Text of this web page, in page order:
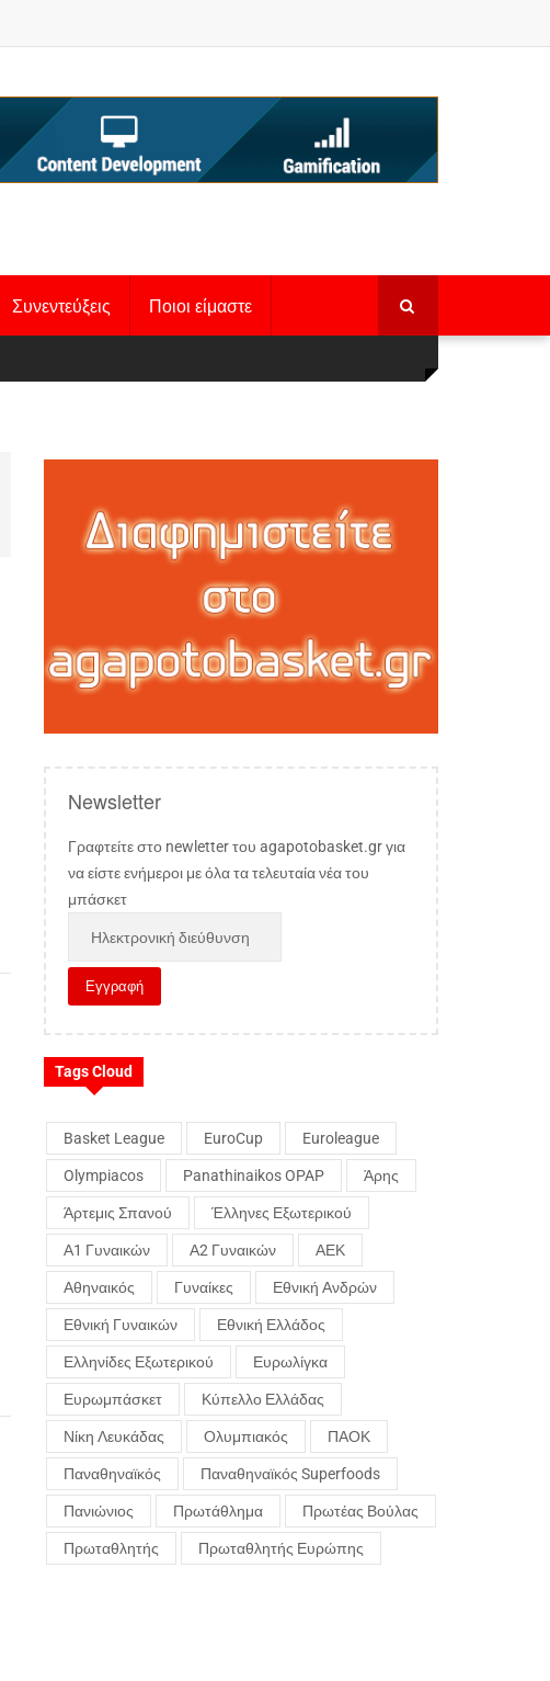
Συνεντεύξεις Ποιοι είμαστε
Newsletter
Γραφτείτε στο newletter του agapotobasket.gr για
να είστε ενήμεροι με όλα τα τελευταία νέα του
μπάσκετ
Tags Cloud
Basket League EuroCup Euroleague
Olympiacos Panathinaikos OPAP Άρης
Άρτεμις Σπανού Έλληνες Εξωτερικού
Α1 Γυναικών Α2 Γυναικών ΑΕΚ
Αθηναικός Γυναίκες Εθνική Ανδρών
Εθνική Γυναικών Εθνική Ελλάδος
Ελληνίδες Εξωτερικού Ευρωλίγκα
Ευρωμπάσκετ Κύπελλο Ελλάδας
Νίκη Λευκάδας Ολυμπιακός ΠΑΟΚ
Παναθηναϊκός Παναθηναϊκός Superfoods
Πανιώνιος Πρωτάθλημα Πρωτέας Βούλας
Πρωταθλητής Πρωταθλητής Ευρώπης